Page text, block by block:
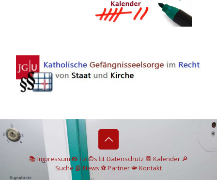
📚 Impressum📸Fot©s 📊 Datenschutz 📆 Kalender 🔎
Suche 📘 News ⚽Partner📯Kontakt